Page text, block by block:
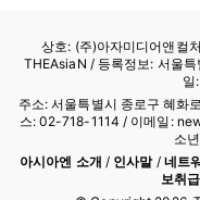
상호: (주)아자미디어앤컬
THEAsiaN / 등록정보: 서울
일
주소: 서울특별시 종로구 혜
스: 02-718-1114 / 이메일:
소
아시아엔 소개 / 인사말/ 네트
보취